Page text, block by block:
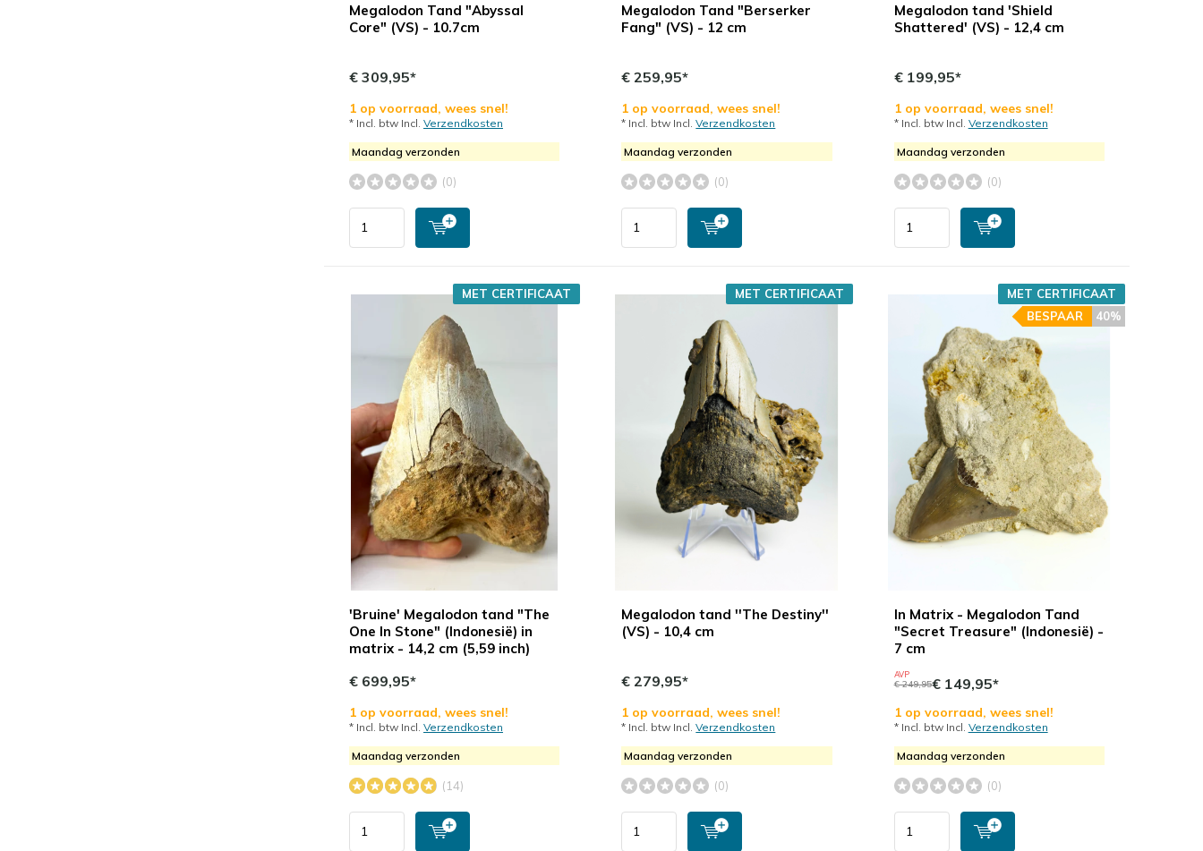
Megalodon Tand "Abyssal
Core" (VS) - 10.7cm
€ 309,95*
1 op voorraad, wees snel!
* Incl. btw Incl. Verzendkosten
Maandag verzonden
(0)
Megalodon Tand "Berserker
Fang" (VS) - 12 cm
€ 259,95*
1 op voorraad, wees snel!
* Incl. btw Incl.Verzendkosten
Maandag verzonden
(0)
Megalodon tand 'Shield
Shattered' (VS) - 12,4 cm
€ 199,95*
1 op voorraad, wees snel!
* Incl. btw Incl. Verzendkosten
Maandag verzonden
(0)
'Bruine' Megalodon tand "The
One In Stone" (Indonesië) in
matrix - 14,2 cm (5,59 inch)
MET CERTIFICAAT
€ 699,95*
1 op voorraad, wees snel!
* Incl. btw Incl. Verzendkosten
Maandag verzonden
(14)
Megalodon tand ''The Destiny''
(VS) - 10,4 cm
MET CERTIFICAAT
€ 279,95*
1 op voorraad, wees snel!
* Incl. btw Incl.Verzendkosten
Maandag verzonden
(0)
In Matrix - Megalodon Tand
"Secret Treasure" (Indonesië) -
7 cm
MET CERTIFICAAT
40%
BESPAAR
AVP
€ 249,95€ 149,95*
1 op voorraad, wees snel!
* Incl. btw Incl. Verzendkosten
Maandag verzonden
(0)